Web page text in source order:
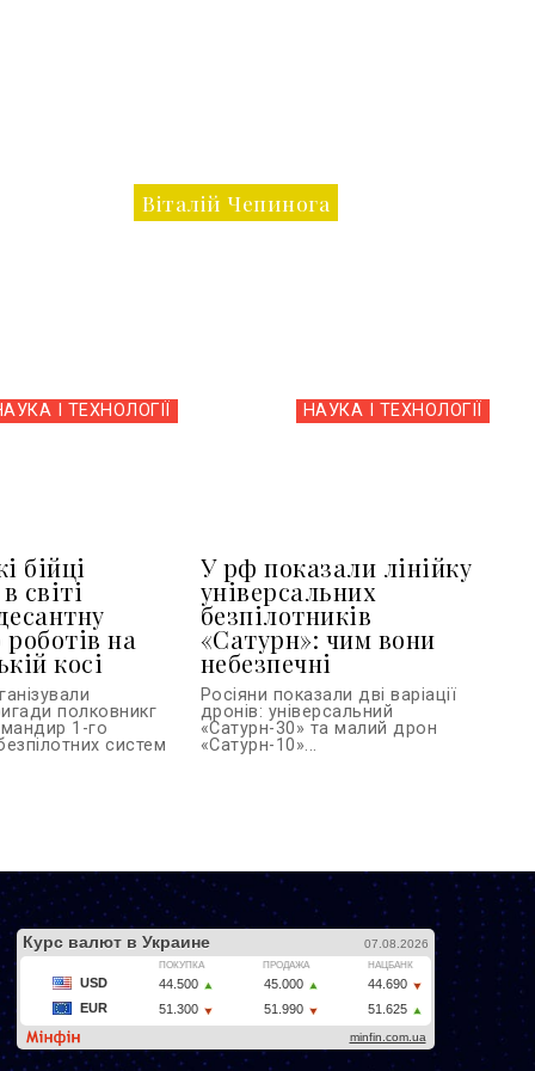
Віталій Чепинога
І ТЕХНОЛОГІЇ
бійці
світі
на
косі
полковникг
1-го
систем
НАУКА І ТЕХНОЛОГІЇ
У рф показали лінійку
універсальних
безпілотників
«Сатурн»: чим вони
небезпечні
Росіяни показали дві варіації
дронів: універсальний
«Сатурн-30» та малий дрон
«Сатурн-10»...